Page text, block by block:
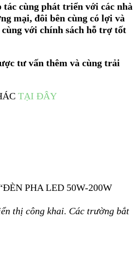
cùng phát triển với các nhà
mại, đôi bên cùng có lợi và
với chính sách hỗ trợ tốt
tư vấn thêm và cùng trải
TẠI ĐÂY
PHA LED 50W-200W
thị công khai. Các trường bắt